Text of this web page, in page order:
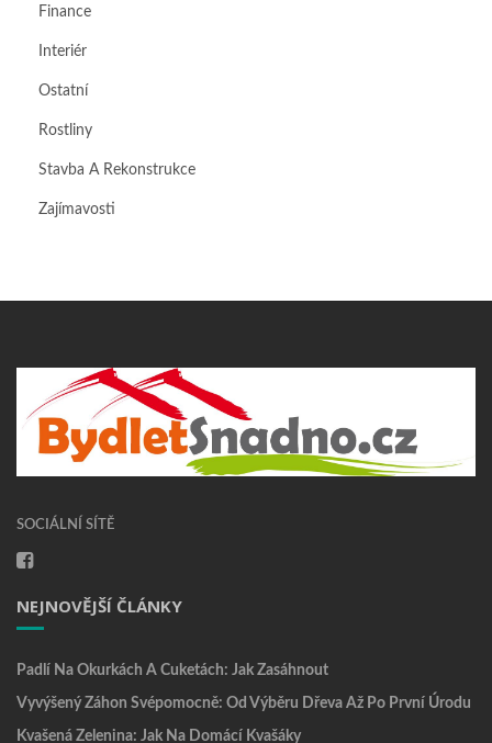
Finance
Interiér
Ostatní
Rostliny
Stavba A Rekonstrukce
Zajímavosti
SOCIÁLNÍ SÍTĚ
NEJNOVĚJŠÍ ČLÁNKY
Padlí Na Okurkách A Cuketách: Jak Zasáhnout
Vyvýšený Záhon Svépomocně: Od Výběru Dřeva Až Po První Úrodu
Kvašená Zelenina: Jak Na Domácí Kvašáky